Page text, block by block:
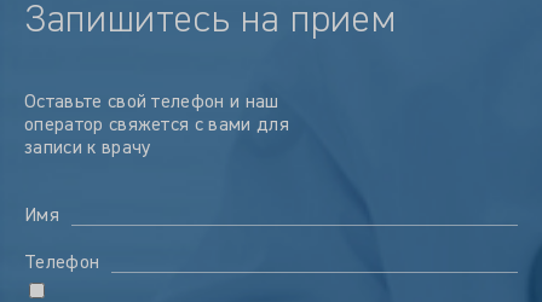
Запишитесь на прием
Оставьте свой телефон и наш
оператор свяжется с вами для
записи к врачу
Имя
Телефон